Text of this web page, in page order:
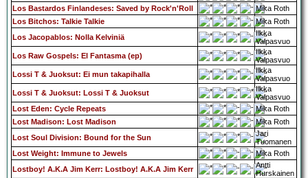
Los Bastardos Finlandeses: Saved by Rock'n'Roll
Mika Roth
Los Bitchos: Talkie Talkie
Mika Roth
Los Jacopablos: Nolla Kelviniä
Ilkka
Valpasvuo
Los Raw Gospels: El Fantasma (ep)
Ilkka
Valpasvuo
Lossi T & Juoksut: Ei mun takapihalla
Ilkka
Valpasvuo
Lossi T & Juoksut: Lossi T & Juoksut
Ilkka
Valpasvuo
Lost Eden: Cycle Repeats
Mika Roth
Lost Madison: Lost Madison
Mika Roth
Lost Soul Division: Bound for the Sun
Jari
Tuomanen
Lost Weight: Immune to Jewels
Mika Roth
Lostboy! A.K.A Jim Kerr: Lostboy! A.K.A Jim Kerr
Antti
Hurskainen